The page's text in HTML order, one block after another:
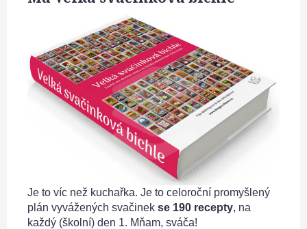
Je to víc než kuchařka. Je to celoroční promyšlený
plán vyvážených svačinek se 190 recepty, na
každý (školní) den 1. Mňam, sváča!